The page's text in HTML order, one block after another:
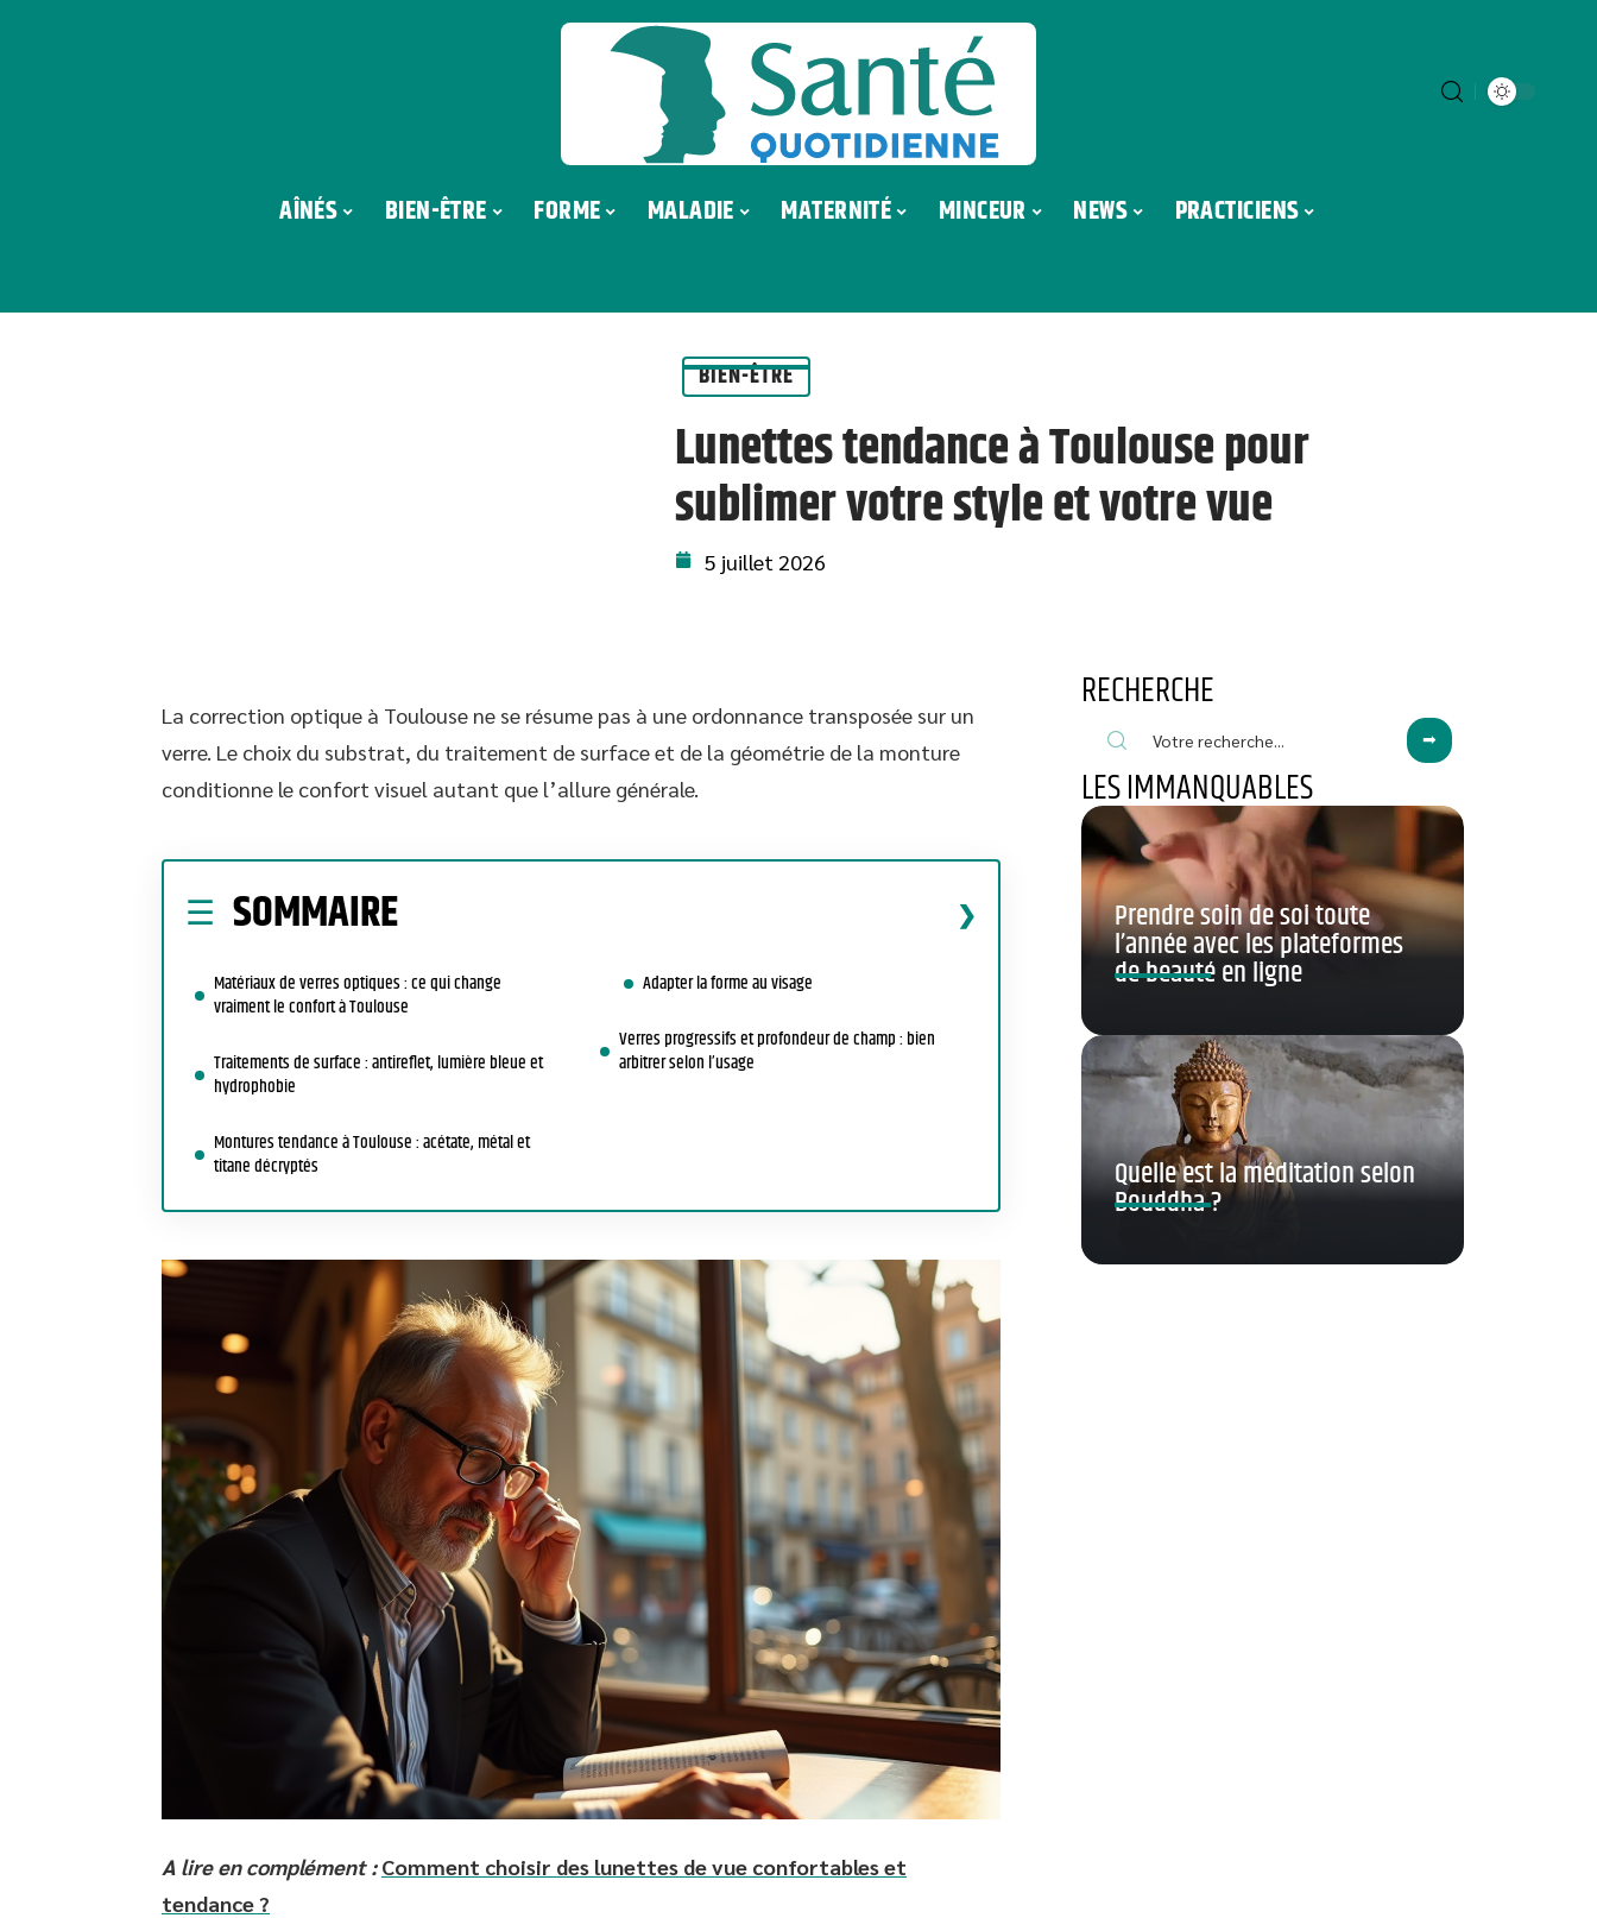
AÎNÉS BIEN-ÊTRE FORME MALADIE MATERNITÉ MINCEUR NEWS PRACTICIENS
BIEN-ÊTRE
Lunettes tendance à Toulouse pour
sublimer votre style et votre vue
5 juillet 2026
La correction optique à Toulouse ne se résume pas à une ordonnance transposée sur un
verre. Le choix du substrat, du traitement de surface et de la géométrie de la monture
conditionne le confort visuel autant que l’allure générale.
SOMMAIRE
Matériaux de verres optiques : ce qui change
vraiment le confort à Toulouse
Traitements de surface : antireflet, lumière bleue et
hydrophobie
Montures tendance à Toulouse : acétate, métal et
titane décryptés
Adapter la forme au visage
Verres progressifs et profondeur de champ : bien
arbitrer selon l’usage
A lire en complément : Comment choisir des lunettes de vue confortables et
tendance ?
RECHERCHE
LES IMMANQUABLES
Prendre soin de soi toute
l’année avec les plateformes
de beauté en ligne
Quelle est la méditation selon
Bouddha ?